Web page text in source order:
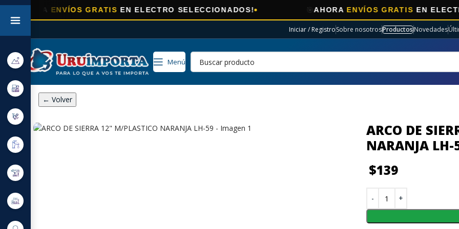
ENVÍOS GRATISEN ELECTRO SELECCIONADOS! AHORAENVÍOS GRATISEN ELECTRO
Iniciar / RegistroSobre nosotrosProductosNovedades
Menú
← Volver
ARCO DE
NARANJA LH-
$139